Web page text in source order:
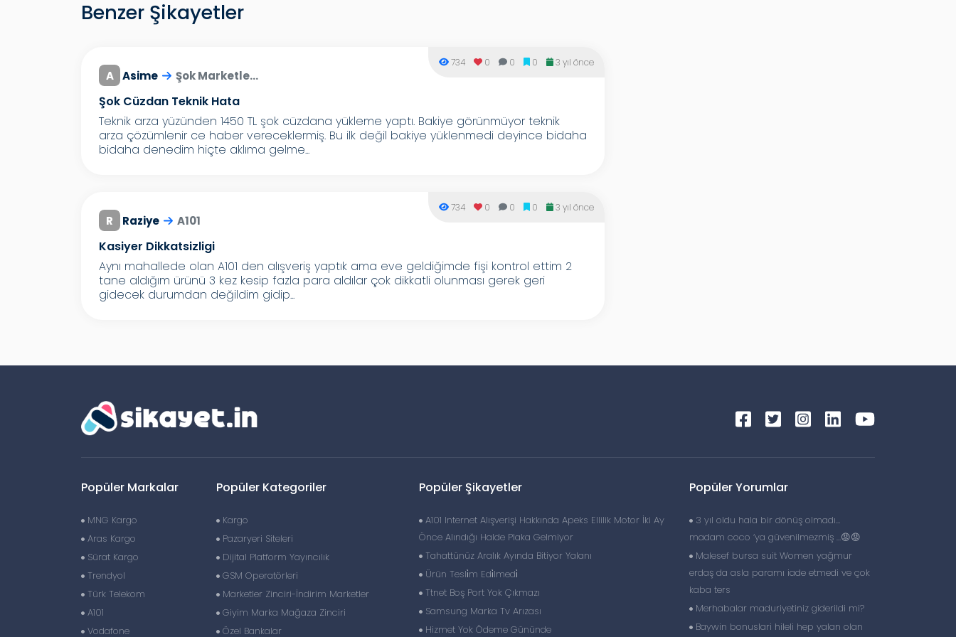
Benzer Şikayetler
A Asime Şok Marketle...
Şok Cüzdan Teknik Hata
734 0 0 0 3 yıl önce
Teknik arza yüzünden 1450 TL şok cüzdana yükleme yaptı. Bakiye görünmüyor teknik
arza çözümlenir ce haber vereceklermiş. Bu ilk değil bakiye yüklenmedi deyince bidaha
bidaha denedim hiçte aklıma gelme...
R Raziye A101
Kasiyer Dikkatsizligi
734 0 0 0 3 yıl önce
Aynı mahallede olan A101 den alışveriş yaptık ama eve geldiğimde fişi kontrol ettim 2
tane aldığım ürünü 3 kez kesip fazla para aldılar çok dikkatli olunması gerek geri
gidecek durumdan değildim gidip...
Popüler Markalar
MNG Kargo
Aras Kargo
Sürat Kargo
Trendyol
Türk Telekom
A101
Vodafone
Popüler Kategoriler
Kargo
Pazaryeri Siteleri
Dijital Platform Yayıncılık
GSM Operatörleri
Marketler Zinciri-İndirim Marketler
Giyim Marka Mağaza Zinciri
Özel Bankalar
Popüler Şikayetler
A101 Internet Alışverişi Hakkında Apeks Ellilik Motor İki Ay
Önce Alındığı Halde Plaka Gelmiyor
Tahattünüz Aralık Ayında Bitiyor Yalanı
Ürün Tesli̇m Edi̇lmedi̇
Ttnet Boş Port Yok Çıkmazı
Samsung Marka Tv Arızası
Hizmet Yok Ödeme Gününde
Popüler Yorumlar
3 yıl oldu hala bir dönüş olmadı…
madam coco ‘ya güvenilmezmiş …😡😡
Malesef bursa suit Women yağmur
erdaş da asla paramı iade etmedi ve çok
kaba ters
Merhabalar maduriyetiniz giderildi mi?
Baywin bonuslari hileli hep yalan olan